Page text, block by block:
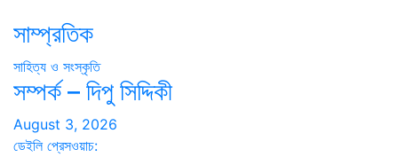
সাম্প্রতিক
সাহিত্য ও সংস্কৃতি
সম্পর্ক – দিপু সিদ্দিকী
August 3, 2026
ডেইলি প্রেসওয়াচ: